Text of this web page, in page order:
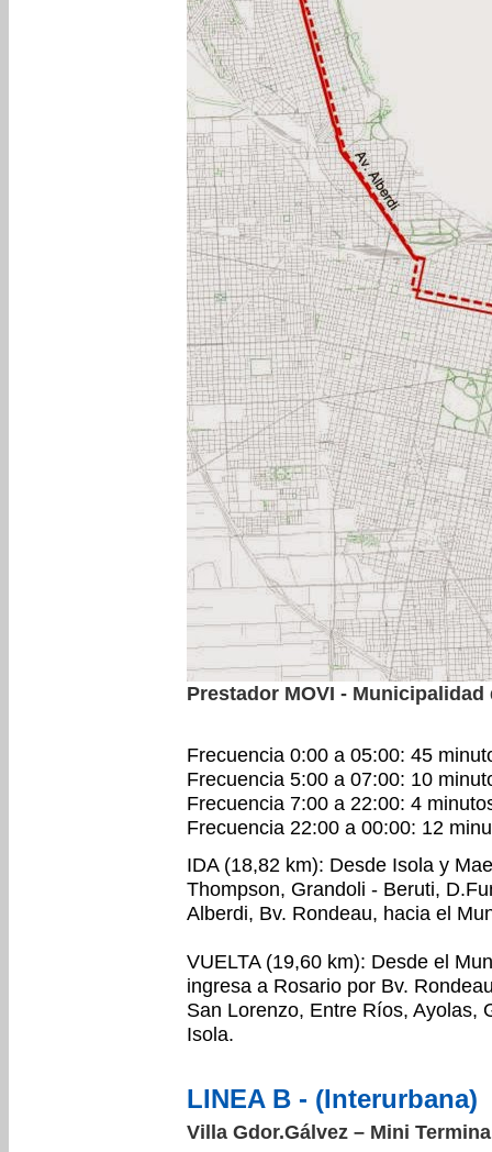
Prestador MOVI - Municipalidad
Frecuencia 0:00 a 05:00: 45
Frecuencia 5:00 a 07:00: 10
Frecuencia 7:00 a 22:00: 4
Frecuencia 22:00 a 00:00: 12
IDA (18,82 km): Desde Isola y
Thompson, Grandoli - Beruti,
Alberdi, Bv. Rondeau, hacia el
VUELTA (19,60 km): Desde el
ingresa a Rosario por Bv.
San Lorenzo, Entre Ríos, Ayolas,
Isola.
LINEA B - (Interurbana)
Villa Gdor.Gálvez – Mini